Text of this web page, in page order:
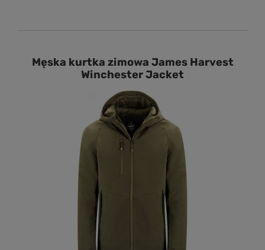
Męska kurtka zimowa James Harvest
Winchester Jacket